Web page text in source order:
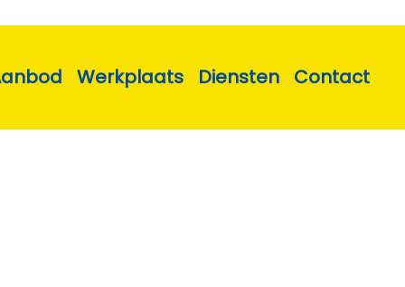
Werkplaats Diensten Contact